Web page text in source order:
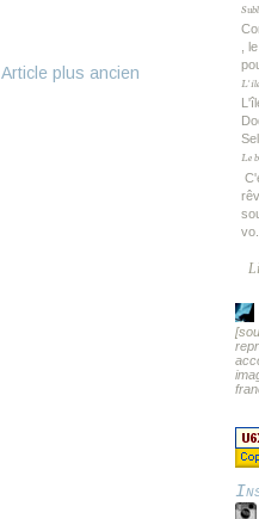
Article plus ancien
,
Le
vo...